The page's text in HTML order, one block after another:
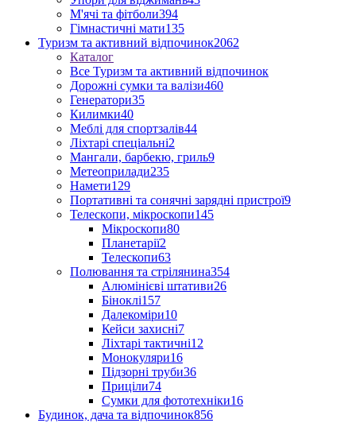
М'ячі та фітболи394
Гімнастичні мати135
Туризм та активний відпочинок2062
Каталог
Все Туризм та активний відпочинок
Дорожні сумки та валізи460
Генератори35
Килимки40
Меблі для спортзалів44
Ліхтарі спеціальні2
Мангали, барбекю, гриль9
Метеоприлади235
Намети129
Портативні та сонячні зарядні пристрої9
Телескопи, мікроскопи145
Мікроскопи80
Планетарії2
Телескопи63
Полювання та стрілянина354
Алюмінієві штативи26
Біноклі157
Далекоміри10
Кейси захисні7
Ліхтарі тактичні12
Монокуляри16
Підзорні труби36
Приціли74
Сумки для фототехніки16
Будинок, дача та відпочинок856